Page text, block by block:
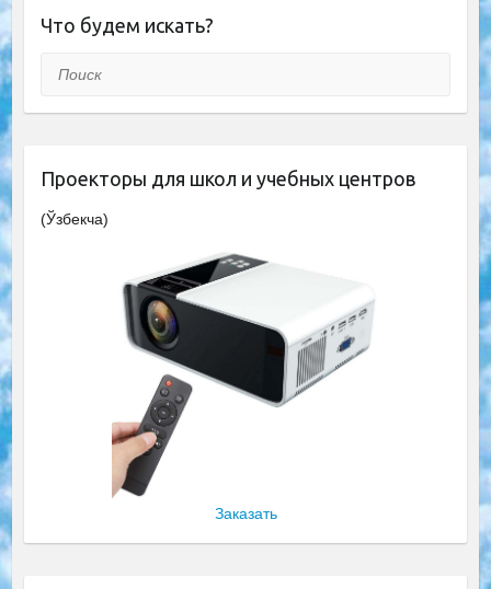
Что будем искать?
Поиск
Проекторы для школ и учебных центров
(Ўзбекча)
Заказать